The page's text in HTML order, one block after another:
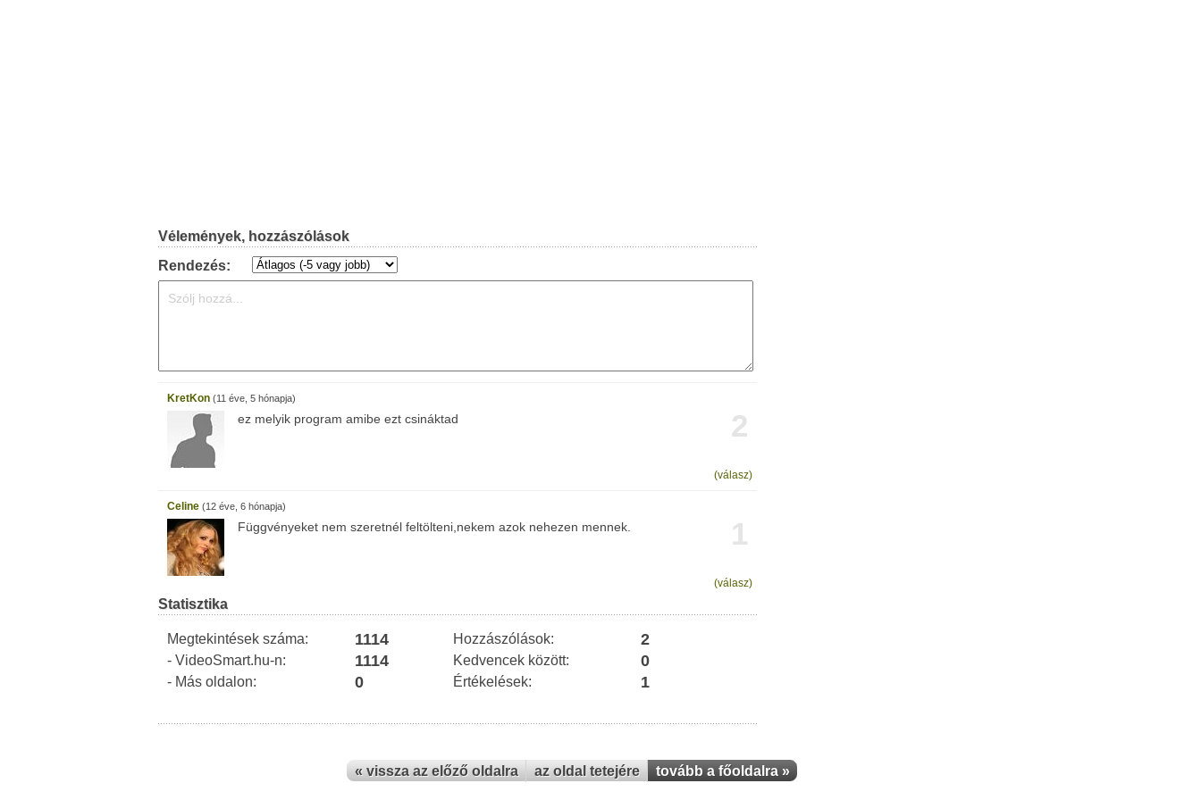
Vélemények, hozzászólások
Rendezés:
KretKon (11 éve, 5 hónapja)
2
ez melyik program amibe ezt csináktad
(válasz)
Celine (12 éve, 6 hónapja)
1
Függvényeket nem szeretnél feltölteni,nekem azok nehezen mennek.
(válasz)
Statisztika
Megtekintések száma: 1114 Hozzászólások: 2
- VideoSmart.hu-n: 1114 Kedvencek között: 0
- Más oldalon: 0 Értékelések: 1
« vissza az előző oldalra az oldal tetejére tovább a főoldalra »